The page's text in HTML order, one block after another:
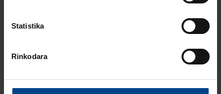
Statistika
Rinkodara
Sužinokite daugiau apie eM4 įkrovimo stoteles